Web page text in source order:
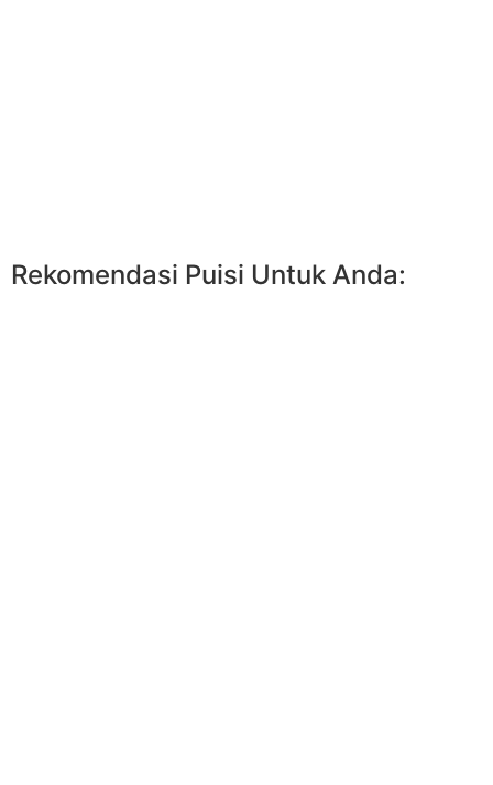
Rekomendasi Puisi Untuk Anda: